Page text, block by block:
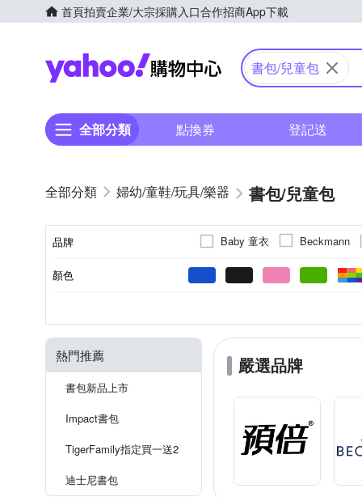
首頁拍賣企業/大宗採購入口合作招商App下載
Yahoo購物中心
書包/兒童包
全部分類 點換券 登記送
婦幼/童鞋/玩具/樂器 書包/兒童包
品牌 Baby 童衣
Beckmann
Tiger Family
TengYue
顏色
熱門推薦
書包新品上市
Impact書包
TigerFamily指定買一送2
迪士尼書包
嚴選品牌